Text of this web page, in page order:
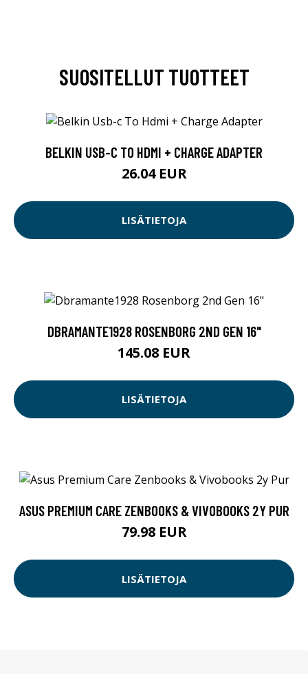
SUOSITELLUT TUOTTEET
BELKIN USB-C TO HDMI + CHARGE ADAPTER
26.04 EUR
LISÄTIETOJA
DBRAMANTE1928 ROSENBORG 2ND GEN 16"
145.08 EUR
LISÄTIETOJA
ASUS PREMIUM CARE ZENBOOKS & VIVOBOOKS 2Y PUR
79.98 EUR
LISÄTIETOJA